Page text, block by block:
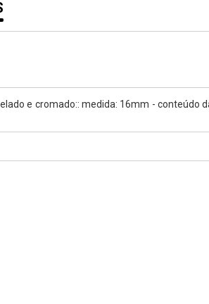
e cromado:: medida: 16mm - conteúdo